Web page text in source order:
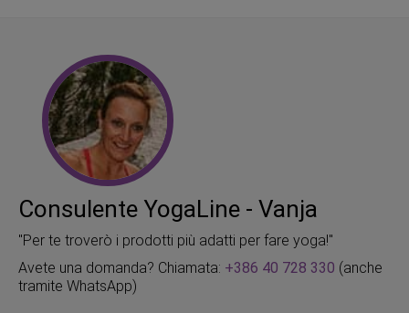
Consulente YogaLine - Vanja
"Per te troverò i prodotti più adatti per fare yoga!"
Avete una domanda? Chiamata: +386 40 728 330 (anche
tramite WhatsApp)